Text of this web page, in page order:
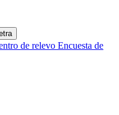
de relevo Encuesta de